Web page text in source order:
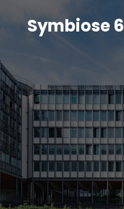
Symbiose 6